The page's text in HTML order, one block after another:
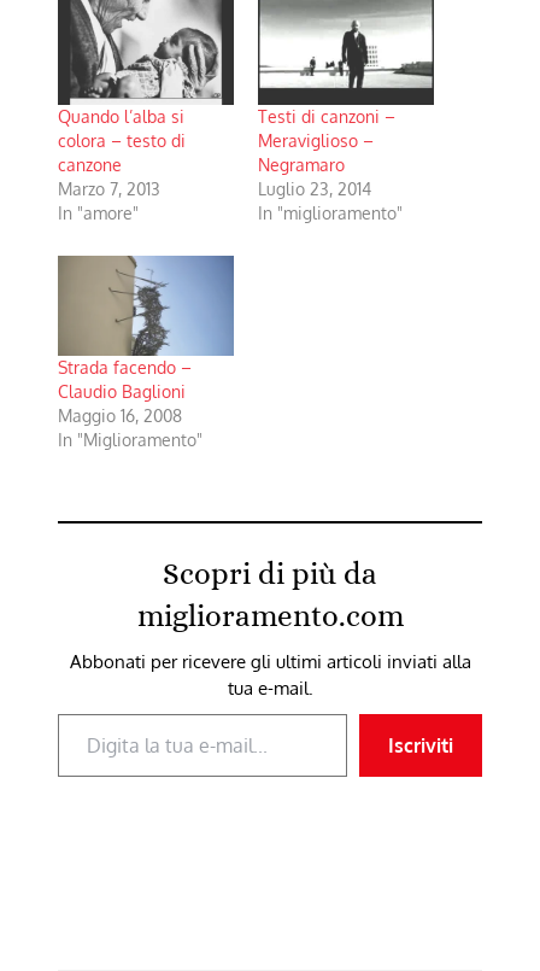
Quando l’alba si
colora – testo di
canzone
Marzo 7, 2013
In "amore"
Testi di canzoni –
Meraviglioso –
Negramaro
Luglio 23, 2014
In "miglioramento"
Strada facendo –
Claudio Baglioni
Maggio 16, 2008
In "Miglioramento"
Scopri di più da
miglioramento.com
Abbonati per ricevere gli ultimi articoli inviati alla
tua e-mail.
Digita la tua e-mail...
Iscriviti